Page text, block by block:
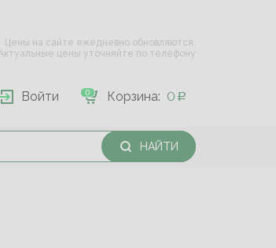
Цены на сайте ежедневно обновляются.
цены уточняйте по телефону
Войти Корзина: 0
0
НАЙТИ